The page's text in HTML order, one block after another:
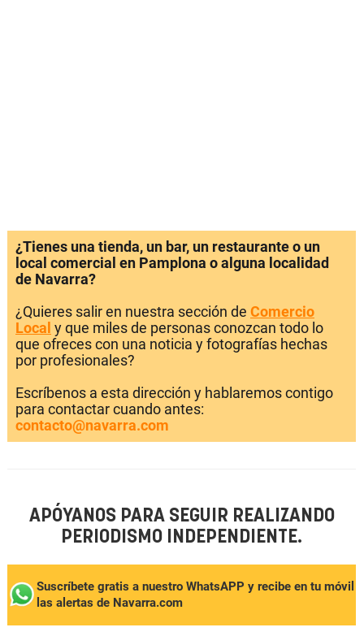
¿Tienes una tienda, un bar, un restaurante o un
local comercial en Pamplona o alguna localidad
de Navarra?
¿Quieres salir en nuestra sección de Comercio
Local y que miles de personas conozcan todo lo
que ofreces con una noticia y fotografías hechas
por profesionales?
Escríbenos a esta dirección y hablaremos contigo
para contactar cuando antes:
contacto@navarra.com
APÓYANOS PARA SEGUIR REALIZANDO
PERIODISMO INDEPENDIENTE.
Suscríbete gratis a nuestro WhatsAPP y recibe en tu móvil
las alertas de Navarra.com